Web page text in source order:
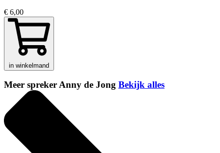
€ 6,00
in winkelmand
Meer spreker Anny de Jong Bekijk alles